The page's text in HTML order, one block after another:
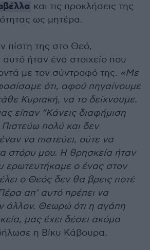
και τις προκλήσεις της
ως μητέρα.
πίστη της στο Θεό,
ήταν ένα στοιχείο που
με τον σύντροφό της. «Με
ότι, αφού πηγαίνουμε
Κυριακή, να το δείχνουμε.
είπαν “Κάνεις διαφήμιση
Πιστεύω πολύ και δεν
να πιστεύει, ούτε να
στόρυ μου. Η θρησκεία ήταν
ερωτευτήκαμε ο ένας στον
ο Θεός δεν θα βρεις ποτέ
απ’ αυτό πρέπει να
άλλον. Θεωρώ ότι η αγάπη
μας έχει δέσει ακόμα
η Βίκυ Κάβουρα.